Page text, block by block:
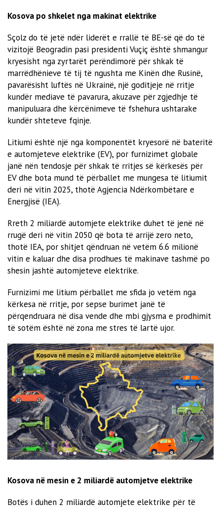
Kosova po shkelet nga makinat elektrike
Sçolz do të jetë ndër liderët e rrallë të BE-së që do të
vizitojë Beogradin pasi presidenti Vuçiç është shmangur
kryesisht nga zyrtarët perëndimorë për shkak të
marrëdhënieve të tij të ngushta me Kinën dhe Rusinë,
pavarësisht luftës në Ukrainë, një goditjeje në rritje
kundër mediave të pavarura, akuzave për zgjedhje të
manipuluara dhe kërcënimeve të fshehura ushtarake
kundër shteteve fqinje.
Litiumi është një nga komponentët kryesorë në bateritë
e automjeteve elektrike (EV), por furnizimet globale
janë nën tendosje për shkak të rritjes së kërkesës për
EV dhe bota mund të përballet me mungesa të litiumit
deri në vitin 2025, thotë Agjencia Ndërkombëtare e
Energjisë (IEA).
Rreth 2 miliardë automjete elektrike duhet të jenë në
rrugë deri në vitin 2050 që bota të arrijë zero neto,
thotë IEA, por shitjet qëndruan në vetëm 6.6 milionë
vitin e kaluar dhe disa prodhues të makinave tashmë po
shesin jashtë automjeteve elektrike.
Furnizimi me litium përballet me sfida jo vetëm nga
kërkesa në rritje, por sepse burimet janë të
përqendruara në disa vende dhe mbi gjysma e prodhimit
të sotëm është në zona me stres të lartë ujor.
Kosova në mesin e 2 miliardë automjetve elektrike
Botës i duhen 2 miliardë automjete elektrike për të